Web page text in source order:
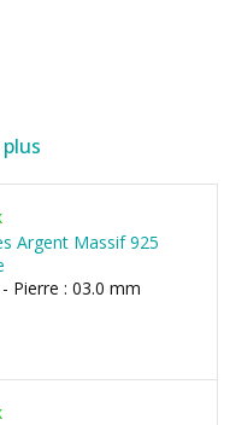
Argent Massif 925
Pierre : 03.0 mm